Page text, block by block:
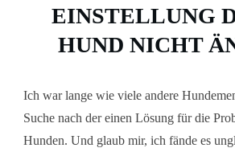
EINSTELLUNG
HUND NICHT
Ich war lange wie viele andere
Suche nach der einen Lösung für die
Hunden. Und glaub mir, ich fände es